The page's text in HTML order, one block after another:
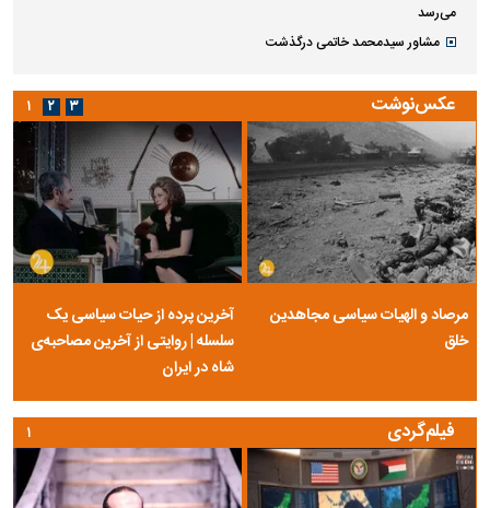
می‌رسد
مشاور سیدمحمد خاتمی درگذشت
عکس‌نوشت
مرصاد و الهیات سیاسی مجاهدین
خلق
آخرین پرده از حیات سیاسی یک
سلسله | روایتی از آخرین مصاحبه‌ی
شاه در ایران
۱ ۲ ۳
فیلم‌گردی ۱